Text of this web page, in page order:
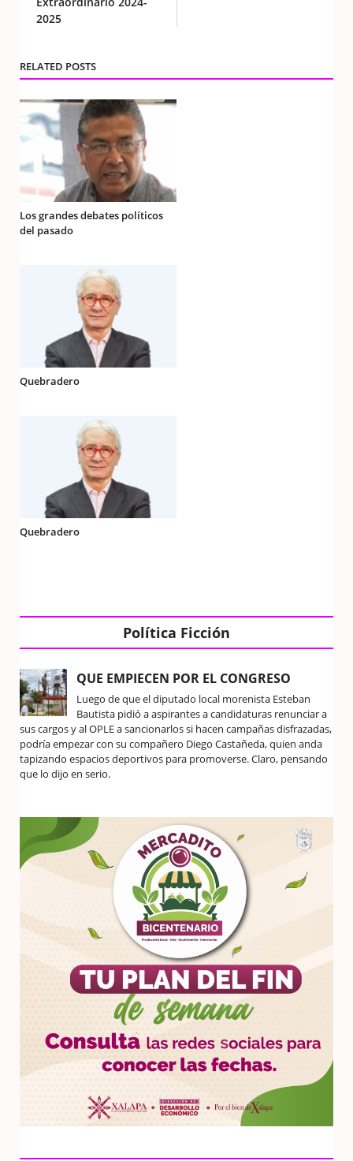
2025
RELATED POSTS
Los grandes debates políticos
del pasado
Quebradero
Quebradero
Política Ficción
QUE EMPIECEN POR EL CONGRESO
Luego de que el diputado local morenista Esteban
Bautista pidió a aspirantes a candidaturas renunciar a
sus cargos y al OPLE a sancionarlos si hacen campañas disfrazadas,
podría empezar con su compañero Diego Castañeda, quien anda
tapizando espacios deportivos para promoverse. Claro, pensando
que lo dijo en serio.